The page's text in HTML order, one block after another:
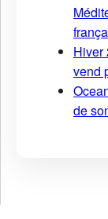
Hiver
vend
de